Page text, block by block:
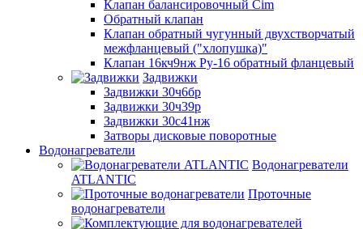
Клапан балансировочный Cim
Обратный клапан
Клапан обратный чугунный двухстворчатый
межфланцевый ("хлопушка)"
Клапан 16кч9нж Ру-16 обратный фланцевый
Задвижки
Задвижки 30ч6бр
Задвижки 30ч39р
Задвижки 30с41нж
Затворы дисковые поворотные
Водонагреватели
Водонагреватели
ATLANTIC
Проточные
водонагреватели